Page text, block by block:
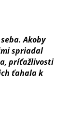
Akoby
spriadal
príťažlivosti
ťahala k